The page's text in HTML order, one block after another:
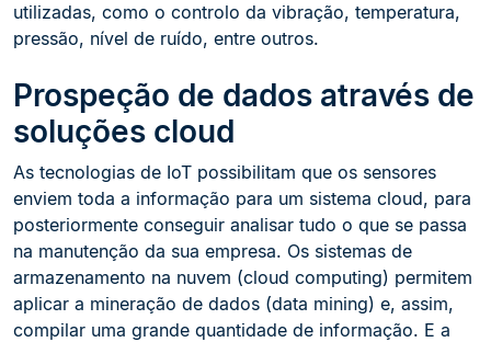
utilizadas, como o controlo da vibração, temperatura,
pressão, nível de ruído, entre outros.
Prospeção de dados através de
soluções cloud
As tecnologias de IoT possibilitam que os sensores
enviem toda a informação para um sistema cloud, para
posteriormente conseguir analisar tudo o que se passa
na manutenção da sua empresa. Os sistemas de
armazenamento na nuvem (cloud computing) permitem
aplicar a mineração de dados (data mining) e, assim,
compilar uma grande quantidade de informação. E a